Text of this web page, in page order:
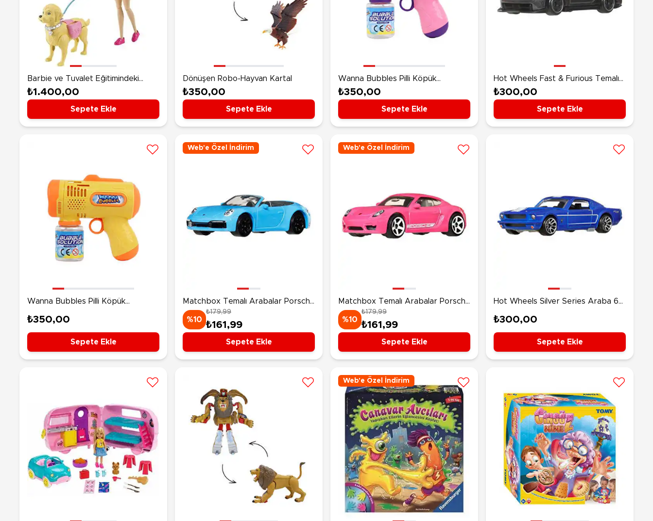
Barbie ve Tuvalet Eğitimindeki
Köpeği DWJ68
₺1.400,00
Sepete Ekle
Dönüşen Robo-Hayvan Kartal
₺350,00
Sepete Ekle
Wanna Bubbles Pilli Köpük
Tabancası Pembe
₺350,00
Sepete Ekle
Hot Wheels Fast & Furious Temalı
Arabalar Nissan 350z Custom
JKX05
₺300,00
Sepete Ekle
Wanna Bubbles Pilli Köpük
₺350,00
Sepete Ekle
Web'e Özel İndirim
Matchbox Temalı Arabalar Porsche
911 Carrera Cabriolet JJR59
%10
₺179,99
₺161,99
Sepete Ekle
Web'e Özel İndirim
Matchbox Temalı Arabalar Porsche
Cayman JJR57
%10
₺179,99
₺161,99
Sepete Ekle
Hot Wheels Silver Series Araba 65
₺300,00
Sepete Ekle
Web'e Özel İndirim